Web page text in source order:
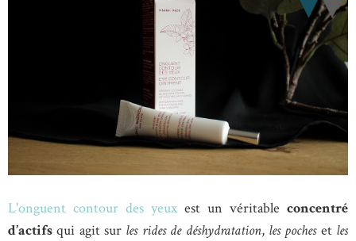
L'onguent contour des yeux est un véritable concentré
d’actifs qui agit sur les rides de déshydratation, les pocheset les